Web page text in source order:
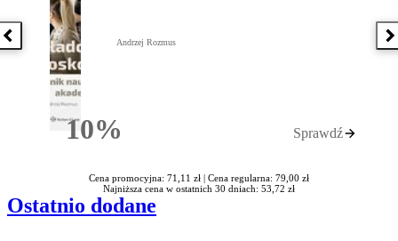
Poprzednia książka
10%Rabatu
Andrzej Rozmus
Sprawdź
Cena promocyjna: 71,11 zł | Cena regularna: 79,00 zł
Najniższa cena w ostatnich 30 dniach: 53,72 zł
Ostatnio dodane